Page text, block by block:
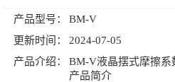
产品型号：
BM-V
更新时间：
2024-07-05
产品介绍：
BM-V液晶摆式摩擦系
产品简介